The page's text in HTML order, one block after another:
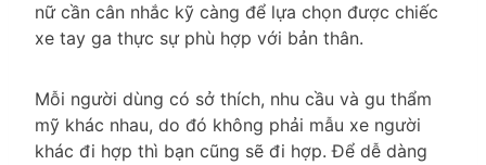
nữ cần cân nhắc kỹ càng để lựa chọn được chiếc
xe tay ga thực sự phù hợp với bản thân.
Mỗi người dùng có sở thích, nhu cầu và gu thẩm
mỹ khác nhau, do đó không phải mẫu xe người
khác đi hợp thì bạn cũng sẽ đi hợp. Để dễ dàng